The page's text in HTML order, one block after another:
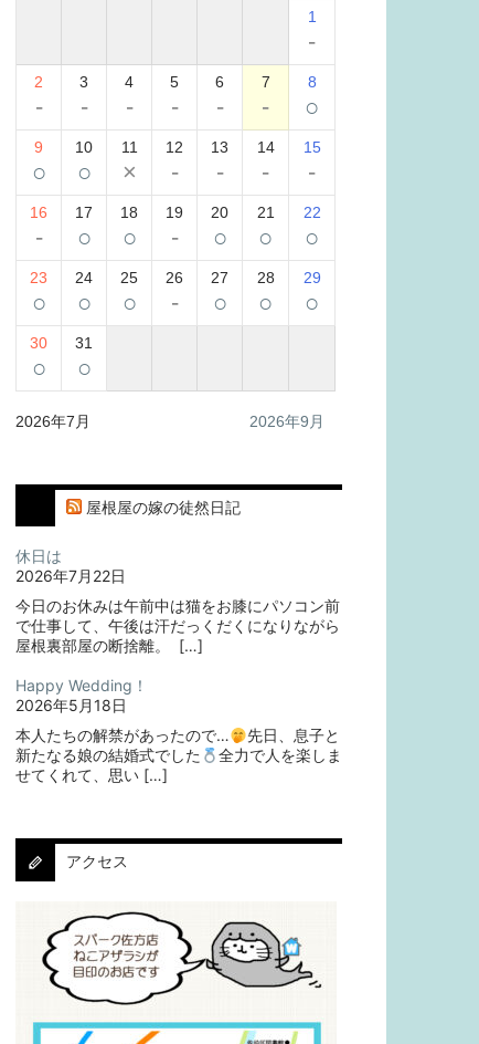
1
-
2
-
3
-
4
-
5
-
6
-
7
-
8
○
9
○
10
○
11
×
12
-
13
-
14
-
15
-
16
-
17
○
18
○
19
-
20
○
21
○
22
○
23
○
24
○
25
○
26
-
27
○
28
○
29
○
30
○
31
○
2026年7月 2026年9月
屋根屋の嫁の徒然日記
休日は
2026年7月22日
今日のお休みは午前中は猫をお膝にパソコン前
で仕事して、午後は汗だっくだくになりながら
屋根裏部屋の断捨離。⁡ ⁡ […]
Happy Wedding！
2026年5月18日
本人たちの解禁があったので…
⁡⁡先日、息子と
新たなる娘の結婚式でした
⁡⁡⁡全力で人を楽しま
せてくれて、思い […]
アクセス